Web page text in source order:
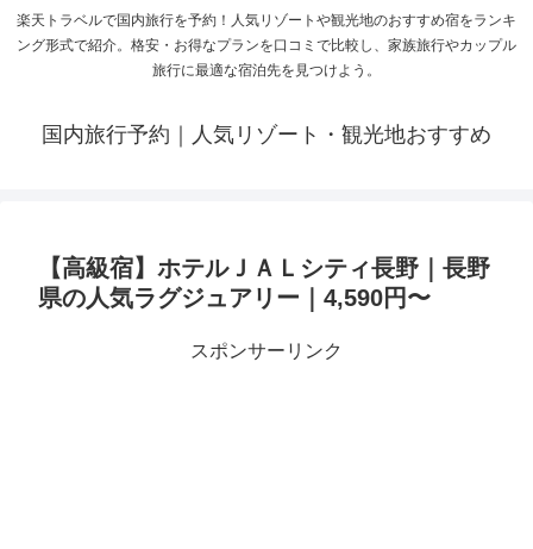
楽天トラベルで国内旅行を予約！人気リゾートや観光地のおすすめ宿をランキ
ング形式で紹介。格安・お得なプランを口コミで比較し、家族旅行やカップル
旅行に最適な宿泊先を見つけよう。
国内旅行予約｜人気リゾート・観光地おすすめ
【高級宿】ホテルＪＡＬシティ長野｜長野
県の人気ラグジュアリー｜4,590円〜
スポンサーリンク